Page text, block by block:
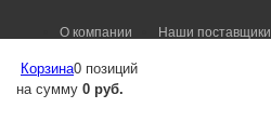
О компании Наши поставщики
Корзина0 позиций
на сумму 0 руб.